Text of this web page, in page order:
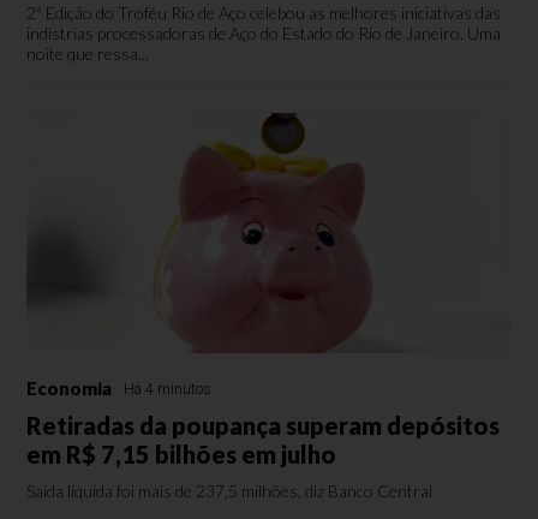
2ª Edição do Troféu Rio de Aço celebou as melhores iniciativas das
indístrias processadoras de Aço do Estado do Rio de Janeiro. Uma
noite que ressa...
Economia Há 4 minutos
Retiradas da poupança superam depósitos
em R$ 7,15 bilhões em julho
Saída líquida foi mais de 237,5 milhões, diz Banco Central